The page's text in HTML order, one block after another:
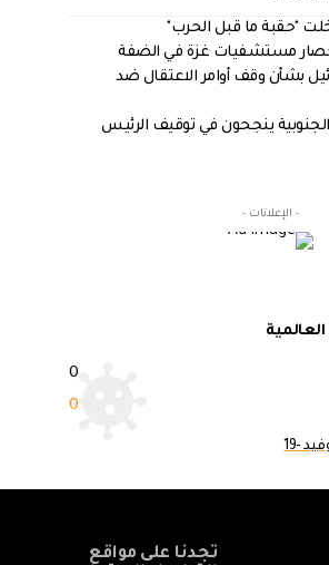
"حقبة ما قبل الحرب"
مستشفيات غزة في الضفة
بشأن وقف أوامر الاعتقال ضد
ينجحون في توقيف الرئيس
- الإعلانات -
0
0
-19
تجدنا على مواقع